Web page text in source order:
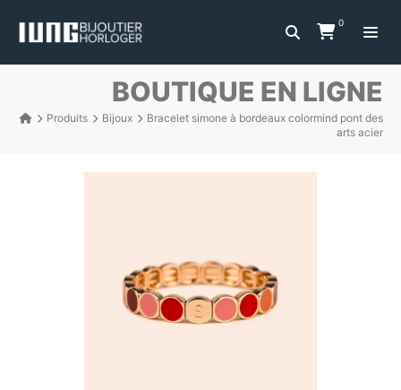
0
BOUTIQUE EN LIGNE
Produits Bijoux
Bracelet simone à bordeaux colormind pont des
arts acier